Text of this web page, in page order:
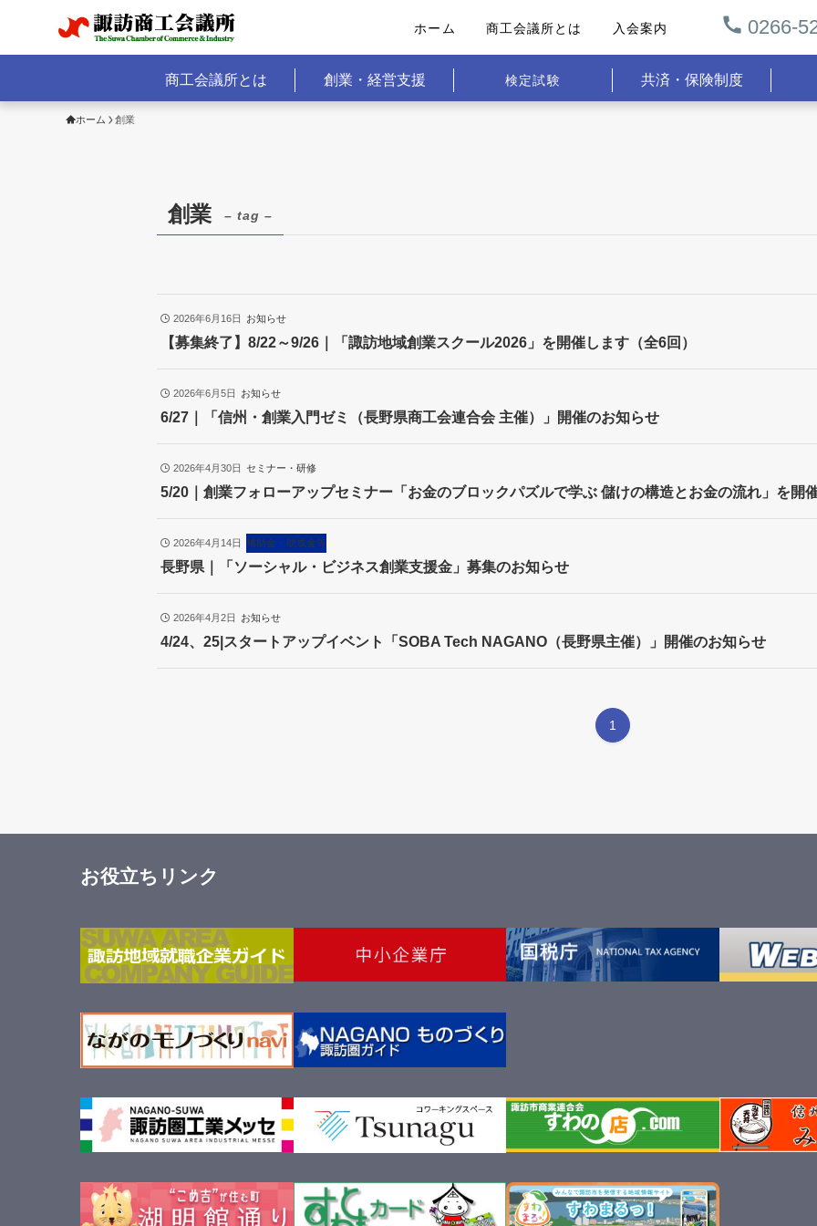
ホーム 商工会議所とは 入会案内 0266-
商工会議所とは 創業・経営支援 検定試験 共済・保険制度
ホーム 創業
創業 – tag –
2026年6月16日 お知らせ
【募集終了】8/22～9/26｜「諏訪地域創業スクール2026」を開催します（全6回）
2026年6月5日 お知らせ
6/27｜「信州・創業入門ゼミ（長野県商工会連合会 主催）」開催のお知らせ
2026年4月30日 セミナー・研修
5/20｜創業フォローアップセミナー「お金のブロックパズルで学ぶ 儲けの構造とお金の流れ」を開
2026年4月14日 補助金・助成金等
長野県｜「ソーシャル・ビジネス創業支援金」募集のお知らせ
2026年4月2日 お知らせ
4/24、25|スタートアップイベント「SOBA Tech NAGANO（長野県主催）」開催のお知らせ
1
お役立ちリンク